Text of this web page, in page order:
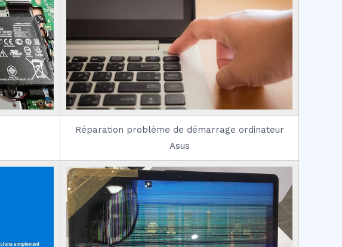
Réparation problème de démarrage ordinateur
Asus